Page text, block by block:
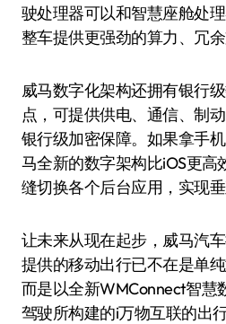
驶处理器可以和智慧座舱处
整车提供更强劲的算力、冗余
威马数字化架构还拥有银行
点，可提供供电、通信、制
银行级加密保障。如果拿手
马全新的数字架构比iOS更高
缝切换各个后台应用，实现垂
让未来从现在起步，威马汽
提供的移动出行已不在是单
而是以全新WMConnect智慧
驾驶所构建的i万物互联的出